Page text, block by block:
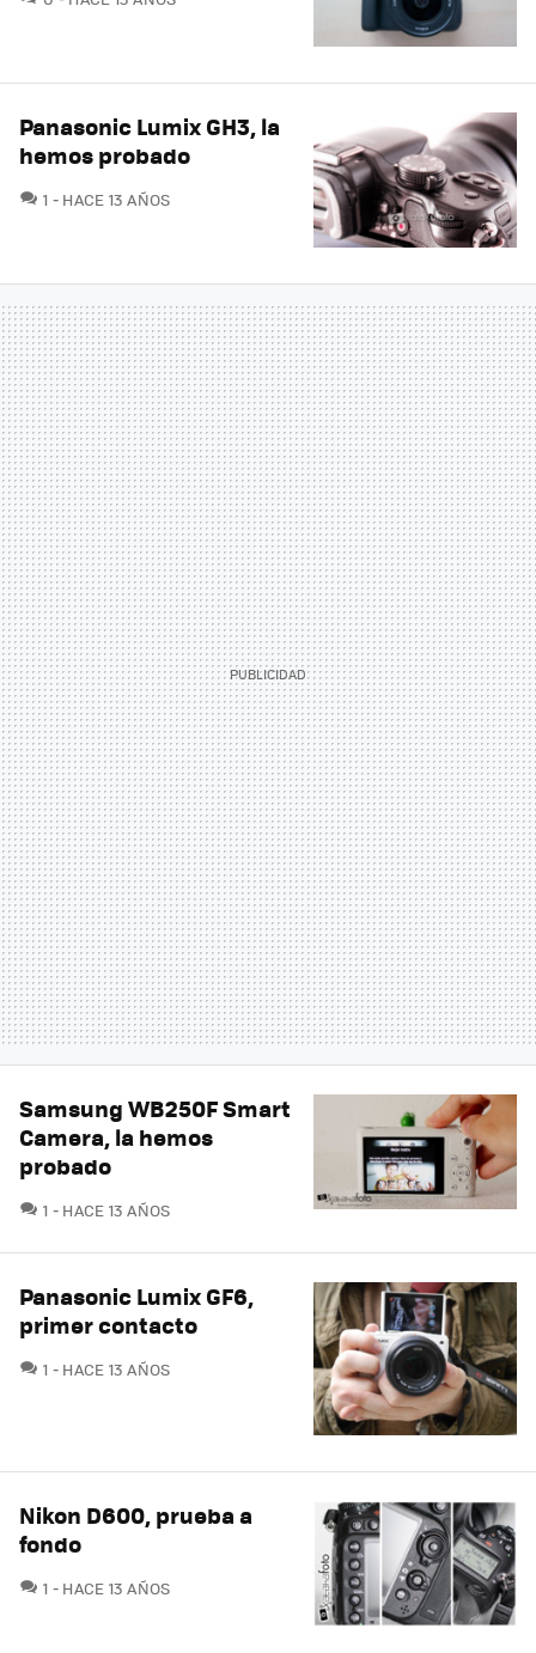
Panasonic Lumix GH3, la
hemos probado
1 COMENTARIOS
HACE 13 AÑOS
Samsung WB250F Smart
Camera, la hemos
probado
1 COMENTARIOS
HACE 13 AÑOS
Panasonic Lumix GF6,
primer contacto
1 COMENTARIOS
HACE 13 AÑOS
Nikon D600, prueba a
fondo
1 COMENTARIOS
HACE 13 AÑOS